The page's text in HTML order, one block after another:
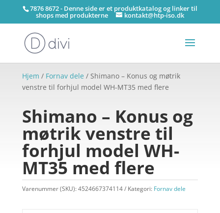
7876 8672 - Denne side er et produktkatalog og linker til
shops med produkterne kontakt@htp-iso.dk
Hjem / Fornav dele / Shimano – Konus og møtrik
venstre til forhjul model WH-MT35 med flere
Shimano – Konus og
møtrik venstre til
forhjul model WH-
MT35 med flere
Varenummer (SKU):4524667374114 Kategori: Fornav dele